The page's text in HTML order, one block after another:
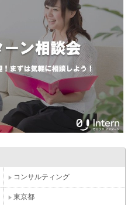
コンサルティング
東京都